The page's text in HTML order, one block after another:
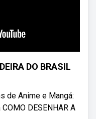
DO BRASIL
de Anime e Mangá:
DESENHAR A